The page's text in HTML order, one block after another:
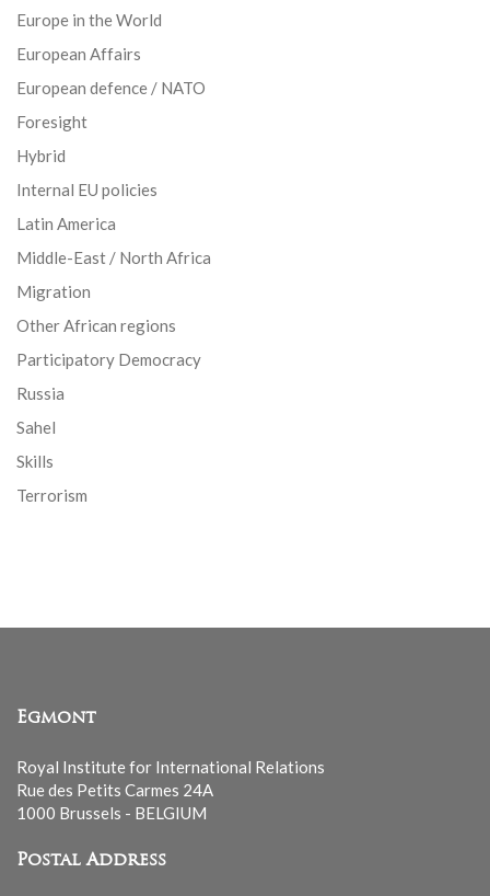
Europe in the World
European Affairs
European defence / NATO
Foresight
Hybrid
Internal EU policies
Latin America
Middle-East / North Africa
Migration
Other African regions
Participatory Democracy
Russia
Sahel
Skills
Terrorism
Egmont
Royal Institute for International Relations
Rue des Petits Carmes 24A
1000 Brussels - BELGIUM
Postal Address